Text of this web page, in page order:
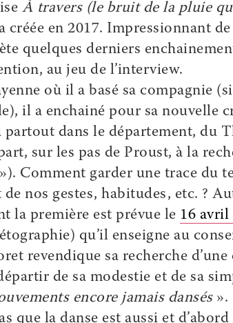
À travers (le bruit de la pluie
créée en 2017. Impressionnant
quelques derniers
au jeu de l’interview.
où il a basé sa compagnie
il a enchainé pour sa nouvelle
partout dans le département, du
sur les pas de Proust, à la
Comment garder une trace du
nos gestes, habitudes, etc. ?
la première est prévue le 16 avril
qu’il enseigne au
revendique sa recherche d’une
de sa modestie et de sa
encore jamais dansés».
que la danse est aussi et